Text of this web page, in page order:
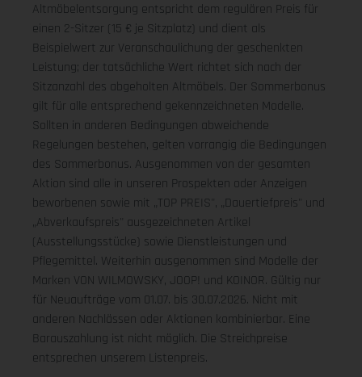
Altmöbelentsorgung entspricht dem regulären Preis für
einen 2-Sitzer (15 € je Sitzplatz) und dient als
Beispielwert zur Veranschaulichung der geschenkten
Leistung; der tatsächliche Wert richtet sich nach der
Sitzanzahl des abgeholten Altmöbels. Der Sommerbonus
gilt für alle entsprechend gekennzeichneten Modelle.
Sollten in anderen Bedingungen abweichende
Regelungen bestehen, gelten vorrangig die Bedingungen
des Sommerbonus. Ausgenommen von der gesamten
Aktion sind alle in unseren Prospekten oder Anzeigen
beworbenen sowie mit „TOP PREIS", „Dauertiefpreis" und
„Abverkaufspreis" ausgezeichneten Artikel
(Ausstellungsstücke) sowie Dienstleistungen und
Pflegemittel. Weiterhin ausgenommen sind Modelle der
Marken VON WILMOWSKY, JOOP! und KOINOR. Gültig nur
für Neuaufträge vom 01.07. bis 30.07.2026. Nicht mit
anderen Nachlässen oder Aktionen kombinierbar. Eine
Barauszahlung ist nicht möglich. Die Streichpreise
entsprechen unserem Listenpreis.